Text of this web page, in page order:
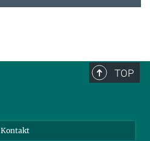
TOP
Kontakt